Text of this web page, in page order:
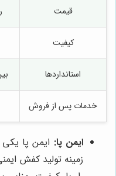
قیمت
کیفیت
استانداردها
خدمات پس از فروش
ایمن پا: ایمن پا
زمینه تولید کفش